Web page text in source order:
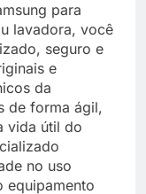
para
lavadora, você
seguro e
e
da
de forma ágil,
vida útil do
no uso
equipamento